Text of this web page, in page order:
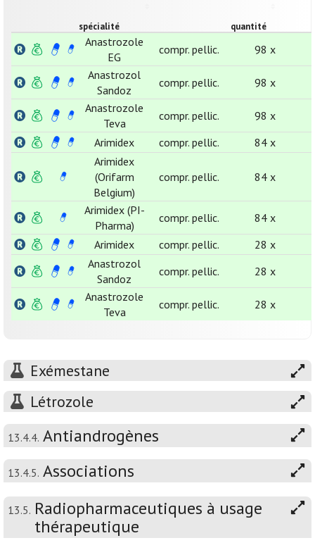
spécialité quantité
Anastrozole
EG
compr. pellic.
98 x
Anastrozol
Sandoz
compr. pellic.
98 x
Anastrozole
Teva
compr. pellic.
98 x
Arimidex
compr. pellic.
84 x
Arimidex
(Orifarm
Belgium)
compr. pellic. 84 x
Arimidex (PI-
Pharma)
compr. pellic.
84 x
Arimidex
compr. pellic.
28 x
Anastrozol
Sandoz
compr. pellic.
28 x
Anastrozole
Teva
compr. pellic. 28 x
Exémestane
Létrozole
13.4.4. Antiandrogènes
13.4.5. Associations
13.5. Radiopharmaceutiques à usage
thérapeutique